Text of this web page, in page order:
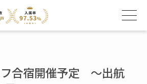
合宿開催予定 ～出航